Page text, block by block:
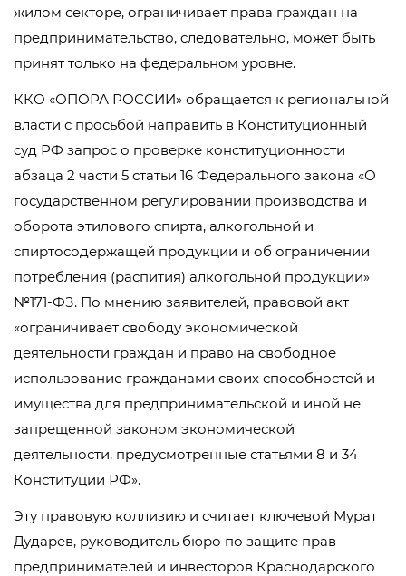
жилом секторе, ограничивает права граждан на
предпринимательство, следовательно, может быть
принят только на федеральном уровне.
ККО «ОПОРА РОССИИ» обращается к региональной
власти с просьбой направить в Конституционный
суд РФ запрос о проверке конституционности
абзаца 2 части 5 статьи 16 Федерального закона «О
государственном регулировании производства и
оборота этилового спирта, алкогольной и
спиртосодержащей продукции и об ограничении
потребления (распития) алкогольной продукции»
№171-ФЗ. По мнению заявителей, правовой акт
«ограничивает свободу экономической
деятельности граждан и право на свободное
использование гражданами своих способностей и
имущества для предпринимательской и иной не
запрещенной законом экономической
деятельности, предусмотренные статьями 8 и 34
Конституции РФ».
Эту правовую коллизию и считает ключевой Мурат
Дударев, руководитель бюро по защите прав
предпринимателей и инвесторов Краснодарского